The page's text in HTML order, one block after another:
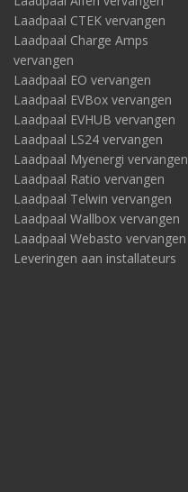
Laadpaal CTEK vervangen
Laadpaal Charge Amps
vervangen
Laadpaal EO vervangen
Laadpaal EVBox vervangen
Laadpaal EVHUB vervangen
Laadpaal LS24 vervangen
Laadpaal Myenergi vervangen
Laadpaal Ratio vervangen
Laadpaal Telwin vervangen
Laadpaal Wallbox vervangen
Laadpaal Webasto vervangen
Leveringen aan installateurs